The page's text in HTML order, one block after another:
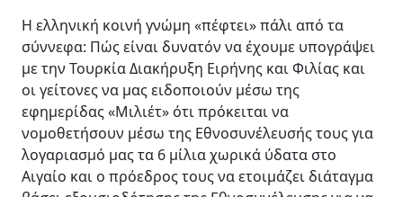
Η ελληνική κοινή γνώμη «πέφτει» πάλι από τα
σύννεφα: Πώς είναι δυνατόν να έχουμε υπογράψει
με την Τουρκία Διακήρυξη Ειρήνης και Φιλίας και
οι γείτονες να μας ειδοποιούν μέσω της
εφημερίδας «Μιλιέτ» ότι πρόκειται να
νομοθετήσουν μέσω της Εθνοσυνέλευσής τους για
λογαριασμό μας τα 6 μίλια χωρικά ύδατα στο
Αιγαίο και ο πρόεδρος τους να ετοιμάζει διάταγμα